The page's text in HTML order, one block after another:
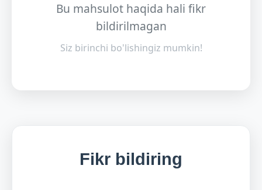
Bu mahsulot haqida hali fikr
bildirilmagan
Siz birinchi bo'lishingiz mumkin!
Fikr bildiring